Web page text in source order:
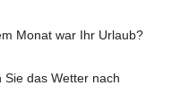
Monat war Ihr Urlaub?
Sie das Wetter nach